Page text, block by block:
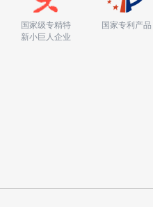
国家级专精特
新小巨人企业
国家专利产品